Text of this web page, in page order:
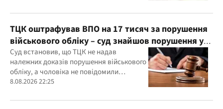
ТЦК оштрафував ВПО на 17 тисяч за порушення
військового обліку – суд знайшов порушення у
діях ТЦК
Суд встановив, що ТЦК не надав
належних доказів порушення військового
обліку, а чоловіка не повідомили
належним чином про дату та місце
8.08.2026 22:25